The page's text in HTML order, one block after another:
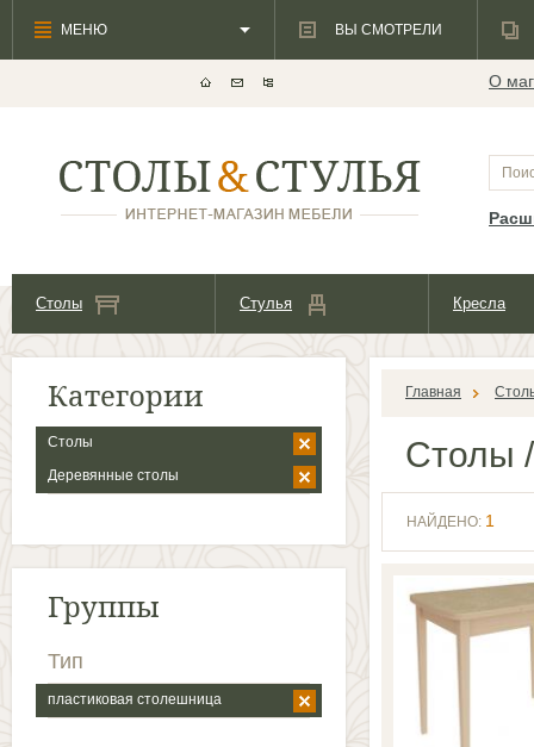
О
Столы Стулья Кресла
Категории
Столы
Деревянные столы
Группы
Тип
пластиковая столешница
Главная
Столы /
НАЙДЕНО: 1
МЕНЮ ВЫ СМОТРЕЛИ